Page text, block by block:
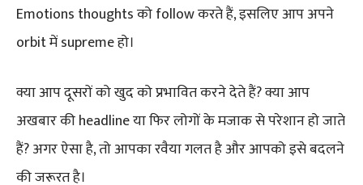
Emotions thoughts को follow करते हैं, इसलिए आप अपने
orbit में supreme हो।
क्या आप दूसरों को खुद को प्रभावित करने देते हैं? क्या आप
अखबार की headline या फिर लोगों के मजाक से परेशान हो जाते
हैं? अगर ऐसा है, तो आपका रवैया गलत है और आपको इसे बदलने
की जरूरत है।